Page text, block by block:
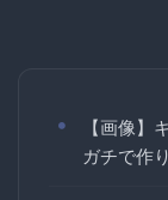
【画像】
ガチで作